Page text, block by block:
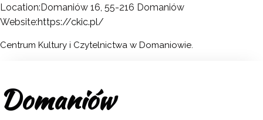
Location:Domaniów 16, 55-216 Domaniów
Website:https://ckic.pl/
Centrum Kultury i Czytelnictwa w Domaniowie.
Domaniów